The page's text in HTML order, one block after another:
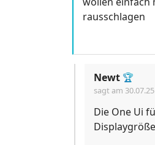
rausschlagen
Newt 🏆
sagt am
Die One Ui